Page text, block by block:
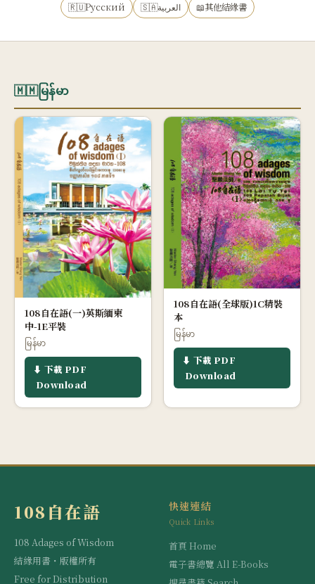
🇷🇺Русский
🇸🇦العربية 📖其他結緣書
🇲🇲မြန်မာ
108自在語(一)英斯緬柬
中-1E平裝
မြန်မာ
⬇ 下載 PDF
Download
108自在語(全球版)1C精裝
本
မြန်မာ
⬇ 下載 PDF
Download
108自在語
108 Adages of Wisdom
結緣用書・版權所有
Free for Distribution
快速連結
Quick Links
首頁 Home
電子書總覽 All E-Books